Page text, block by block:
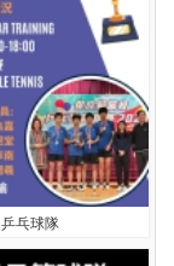
乒乓球隊